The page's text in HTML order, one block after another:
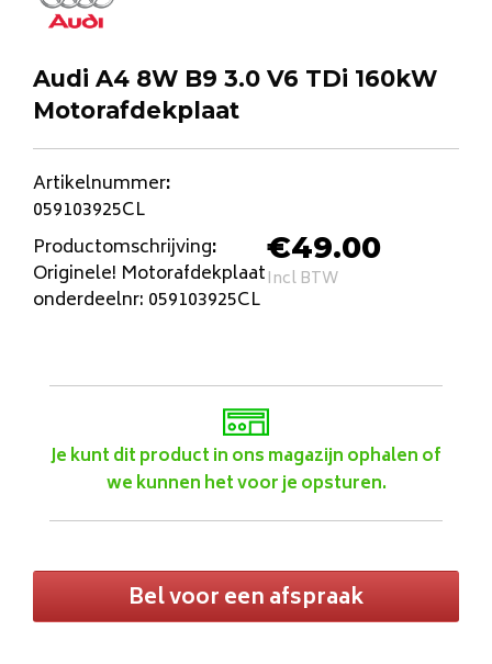
Audi A4 8W B9 3.0 V6 TDi 160kW
Motorafdekplaat
Artikelnummer:
059103925CL
Productomschrijving:
Originele! Motorafdekplaat
onderdeelnr: 059103925CL
€49.00
Incl BTW
Je kunt dit product in ons magazijn ophalen of
we kunnen het voor je opsturen.
Bel voor een afspraak